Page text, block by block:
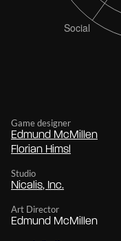
Game designer
Edmund McMillen
Florian Himsl
Studio
Nicalis, Inc.
Art Director
Edmund McMillen